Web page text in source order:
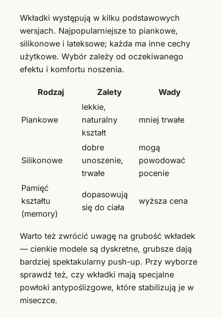
Wkładki występują w kilku podstawowych
wersjach. Najpopularniejsze to piankowe,
silikonowe i lateksowe; każda ma inne cechy
użytkowe. Wybór zależy od oczekiwanego
efektu i komfortu noszenia.
Rodzaj Zalety Wady
Piankowe
lekkie,
naturalny
kształt
mniej trwałe
Silikonowe
dobre
unoszenie,
trwałe
mogą
powodować
pocenie
Pamięć
kształtu
(memory)
dopasowują
się do ciała
wyższa cena
Warto też zwrócić uwagę na grubość wkładek
— cienkie modele są dyskretne, grubsze dają
bardziej spektakularny push-up. Przy wyborze
sprawdź też, czy wkładki mają specjalne
powłoki antypoślizgowe, które stabilizują je w
miseczce.